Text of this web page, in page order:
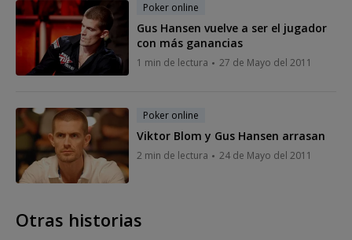
Poker online
Gus Hansen vuelve a ser el jugador
con más ganancias
1 min de lectura 27 de Mayo del 2011
Poker online
Viktor Blom y Gus Hansen arrasan
2 min de lectura 24 de Mayo del 2011
Otras historias